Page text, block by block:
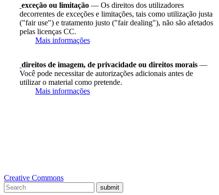
exceção ou limitação — Os direitos dos utilizadores
decorrentes de exceções e limitações, tais como utilização justa
("fair use") e tratamento justo ("fair dealing"), não são afetados
pelas licenças CC.
Mais informações
direitos de imagem, de privacidade ou direitos morais —
Você pode necessitar de autorizações adicionais antes de
utilizar o material como pretende.
Mais informações
Creative Commons
submit